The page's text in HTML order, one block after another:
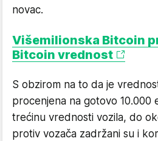
novac.
Višemilionska Bitcoin
Bitcoin vrednost
S obzirom na to da je
procenjena na gotovo 10.000
trećinu vrednosti vozila, do
protiv vozača zadržani su i